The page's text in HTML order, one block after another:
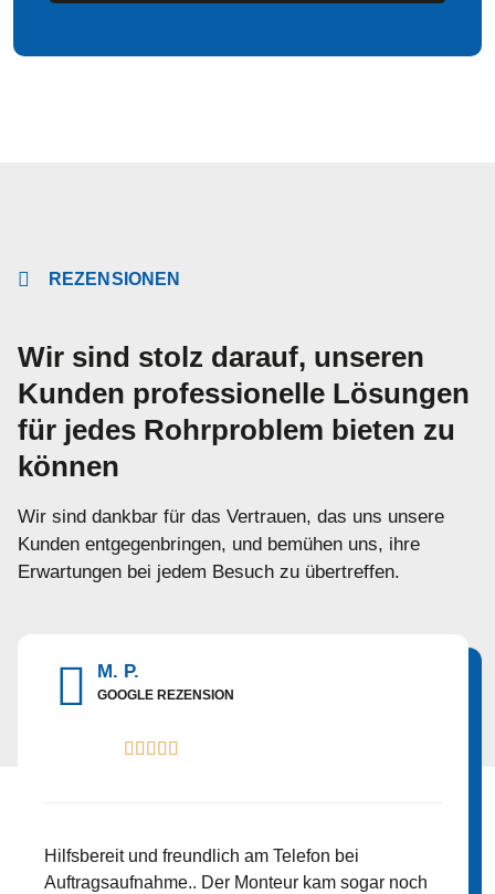
REZENSIONEN
Wir sind stolz darauf, unseren
Kunden professionelle Lösungen
für jedes Rohrproblem bieten zu
können
Wir sind dankbar für das Vertrauen, das uns unsere
Kunden entgegenbringen, und bemühen uns, ihre
Erwartungen bei jedem Besuch zu übertreffen.
M. P.
GOOGLE REZENSION
    
Hilfsbereit und freundlich am Telefon bei
Auftragsaufnahme.. Der Monteur kam sogar noch